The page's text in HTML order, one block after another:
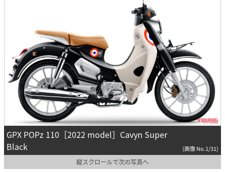
GPX POPz 110［2022 model］Cavyn Super
Black
(画像 No.1/31)
縦スクロールで次の写真へ